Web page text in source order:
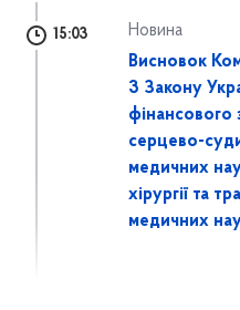
15:03
Новина
Висновок
3 Закону
фінансового
серцево-
медичних
хірургії та
медичних